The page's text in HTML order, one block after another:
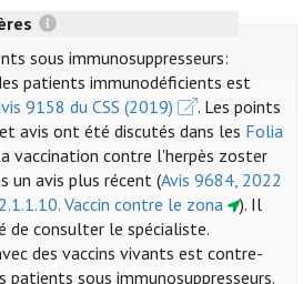
sous immunosuppresseurs:
patients immunodéficients est
9158 du CSS (2019)
. Les points
avis ont été discutés dans les Folia
vaccination contre l'herpès zoster
un avis plus récent (Avis 9684, 2022
Vaccin contre le zona
). Il
de consulter le spécialiste.
des vaccins vivants est contre-
patients sous immunosuppresseurs.